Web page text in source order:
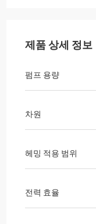
제품 상세 정보
펌프 용량
차원
헤밍 적용 범위
전력 효율